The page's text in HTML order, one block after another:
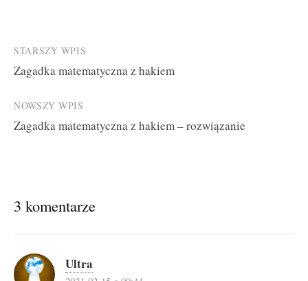
Post
navigation
STARSZY WPIS
Zagadka matematyczna z hakiem
NOWSZY WPIS
Zagadka matematyczna z hakiem – rozwiązanie
3 komentarze
Ultra